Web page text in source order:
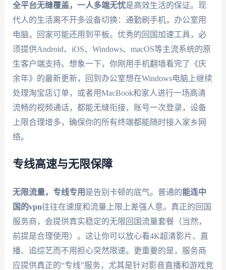
全平台无缝覆盖，一人多端无忧是高效生活的保证。现
代人的生活离不开多设备切换：通勤刷手机，办公室用
电脑，回家可能还用到平板。优秀的回国加速工具，必
须提供Android、iOS、Windows、macOS等主流系统的原
生客户端支持。想象一下，你刚用手机翻墙看完了《庆
余年》的最新更新，回到办公室想在Windows电脑上继续
处理淘宝店订单，或者用MacBook和家人进行一场高清
流畅的视频通话，都能无缝衔接，账号一次登录，设备
上限合理增多，确保你的所有终端都能随时接入家乡网
络。
专线高速与无限保障
无限流量，专线专用 是告别卡顿的底气。普通的能连中
国的vpn往往在速度和流量上限上差强人意。真正的回国
服务商，会提供真实稳定的无限回国流量套餐（当然，
前提是合理使用）。这让你可以放心看4K超清影片、直
播、追综艺而不用担心突然限速。更重要的是，服务商
应提供真正的“专线”服务，尤其是针对影音直播和游戏竞